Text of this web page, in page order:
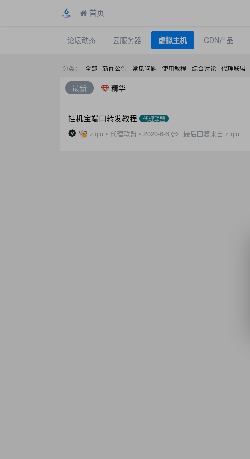
首页
论坛动态 云服务器 虚拟主机 CDN产品
分类： 全部 新闻公告 常见问题 使用教程 综合讨论 代理联盟
最新 精华
挂机宝端口转发教程 代理联盟
ziqiu • 代理联盟 • 2020-6-6 最后回复来自 ziqiu